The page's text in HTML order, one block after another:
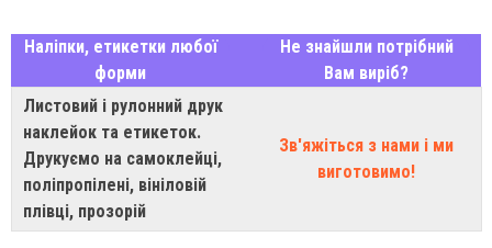
Наліпки, етикетки любої
форми
Не знайшли потрібний
Вам виріб?
Листовий і рулонний друк
наклейок та етикеток.
Друкуємо на самоклейці,
поліпропілені, вініловій
плівці, прозорій
Зв'яжіться з нами і ми
виготовимо!